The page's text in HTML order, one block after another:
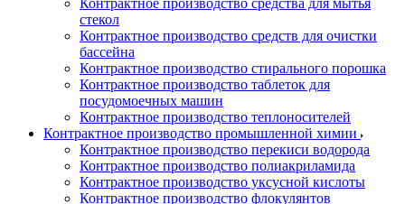
Контрактное производство средства для мытья
стекол
Контрактное производство средств для очистки
бассейна
Контрактное производство стирального порошка
Контрактное производство таблеток для
посудомоечных машин
Контрактное производство теплоносителей
Контрактное производство промышленной химии
Контрактное производство перекиси водорода
Контрактное производство полиакриламида
Контрактное производство уксусной кислоты
Контрактное производство флокулянтов